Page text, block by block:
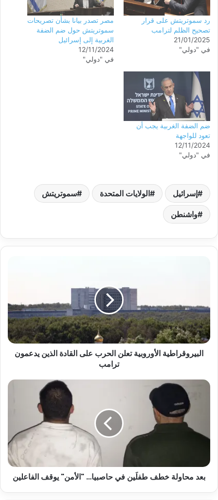
رد سموتريتش على قرار
تصحيح الظلم لترامب
21/01/2025
في "دولي"
مصر تصدر بيانا بشأن تصريحات
سموتريتش حول ضم الضفة
الغربية إلى إسرائيل
12/11/2024
في "دولي"
ضم الضفة الغربية يجب أن
تعود للواجهة
12/11/2024
في "دولي"
إسرائيل الولايات المتحدة سموتريتش
واشنطن
البيروقراطية الأوروبية تعلن الحرب على القادة الذين يدعمون
ترامب
بعد محاولة خطف طفلَين في حاصبيا… "الأمن" يوقف الفاعلين